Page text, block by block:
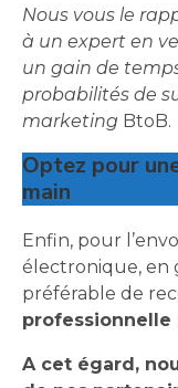
Nous vous le
à un expert en
un gain de
probabilités de
marketing BtoB.
Optez pour
main
Enfin, pour
électronique, en
préférable de
professionnelle
A cet égard,